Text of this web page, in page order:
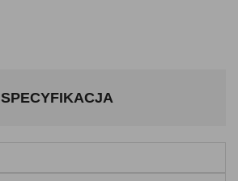
SPECYFIKACJA